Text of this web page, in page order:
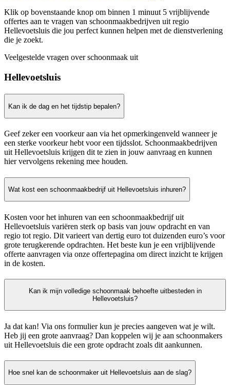
Klik op bovenstaande knop om binnen 1 minuut 5 vrijblijvende
offertes aan te vragen van schoonmaakbedrijven uit regio
Hellevoetsluis die jou perfect kunnen helpen met de dienstverlening
die je zoekt.
Veelgestelde vragen over schoonmaak uit
Hellevoetsluis
Kan ik de dag en het tijdstip bepalen?
Geef zeker een voorkeur aan via het opmerkingenveld wanneer je
een sterke voorkeur hebt voor een tijdsslot. Schoonmaakbedrijven
uit Hellevoetsluis krijgen dit te zien in jouw aanvraag en kunnen
hier vervolgens rekening mee houden.
Wat kost een schoonmaakbedrijf uit Hellevoetsluis inhuren?
Kosten voor het inhuren van een schoonmaakbedrijf uit
Hellevoetsluis variëren sterk op basis van jouw opdracht en van
regio tot regio. Dit varieert van dertig euro tot duizenden euro’s voor
grote terugkerende opdrachten. Het beste kun je een vrijblijvende
offerte aanvragen via onze offertepagina om direct inzicht te krijgen
in de kosten.
Kan ik mijn volledige schoonmaak behoefte uitbesteden in
Hellevoetsluis?
Ja dat kan! Via ons formulier kun je precies aangeven wat je wilt.
Heb jij een grote aanvraag? Dan koppelen wij je aan schoonmakers
uit Hellevoetsluis die een grote opdracht zoals dit aankunnen.
Hoe snel kan de schoonmaker uit Hellevoetsluis aan de slag?